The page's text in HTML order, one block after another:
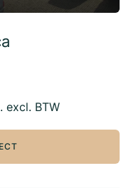
excl. BTW